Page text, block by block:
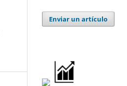
Enviar un artículo